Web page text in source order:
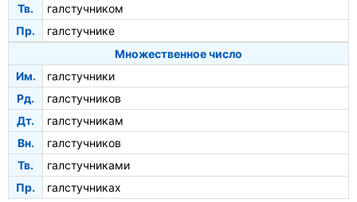
Тв.
галстучником
Пр.
галстучнике
Множественное число
Им.
галстучники
Рд.
галстучников
Дт.
галстучникам
Вн.
галстучников
Тв.
галстучниками
Пр.
галстучниках